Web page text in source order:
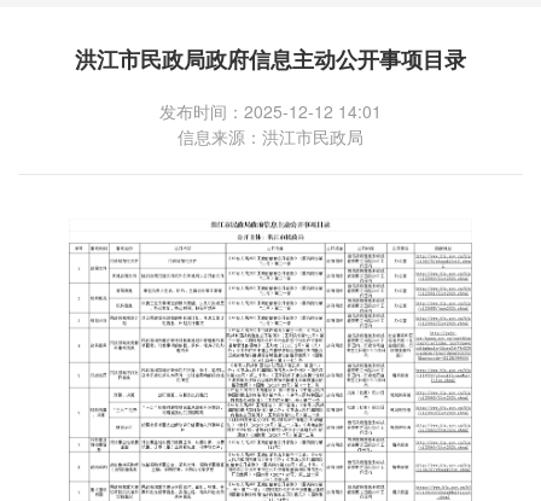
洪江市民政局政府信息主动公开事项目录
发布时间：2025-12-12 14:01
信息来源：洪江市民政局